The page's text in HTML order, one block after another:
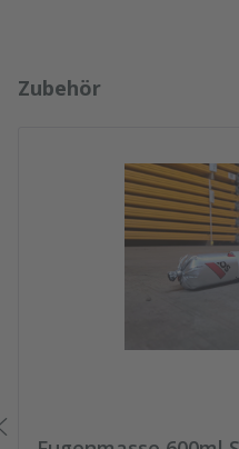
Produktgalerie
Zubehör